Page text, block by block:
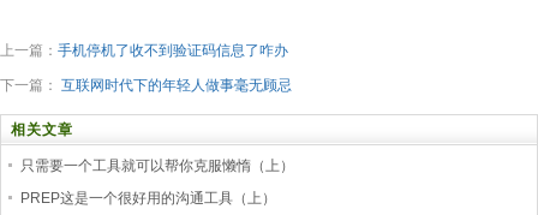
上一篇： 手机停机了收不到验证码信息了咋办
下一篇： 互联网时代下的年轻人做事毫无顾忌
相关文章
只需要一个工具就可以帮你克服懒惰（上）
PREP这是一个很好用的沟通工具（上）